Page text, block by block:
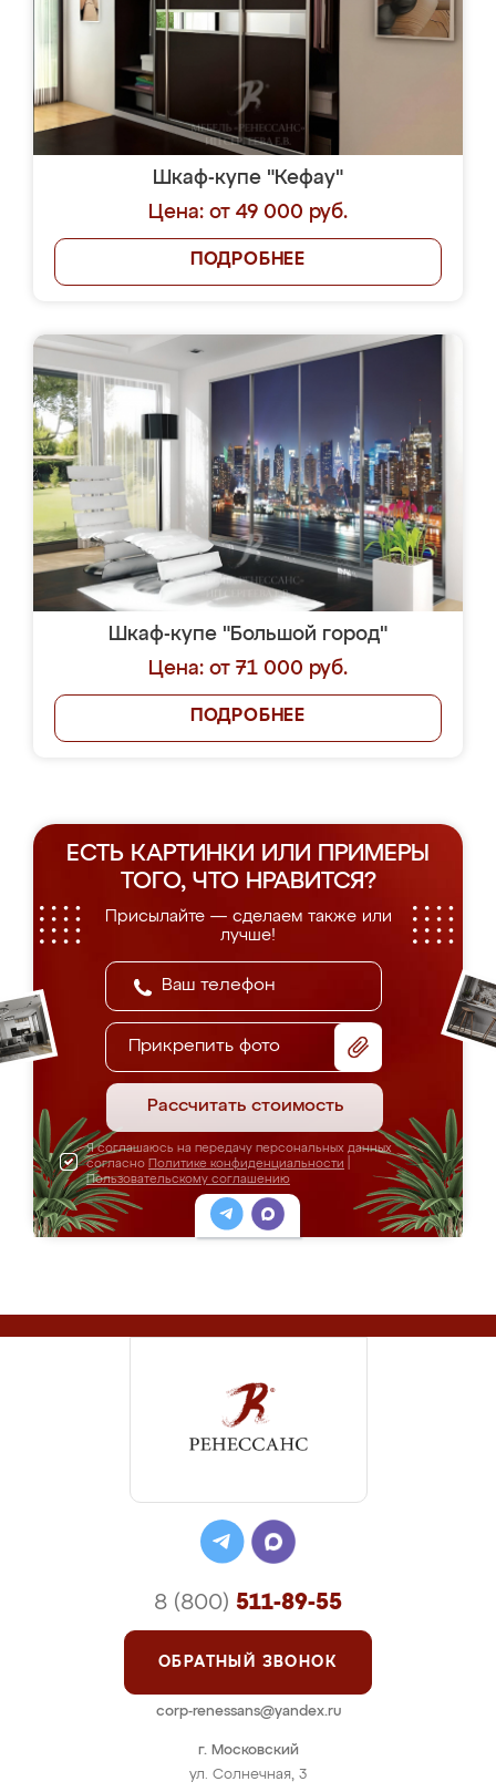
Шкаф-купе "Кефау"
Цена: от 49 000 руб.
ПОДРОБНЕЕ
Шкаф-купе "Большой город"
Цена: от 71 000 руб.
ПОДРОБНЕЕ
ЕСТЬ КАРТИНКИ ИЛИ ПРИМЕРЫ
ТОГО, ЧТО НРАВИТСЯ?
Присылайте — сделаем также или
лучше!
Прикрепить фото
Рассчитать стоимость
Я соглашаюсь на передачу персональных данных
согласно Политике конфиденциальности
Пользовательскому соглашению
г. Московский
ул. Солнечная, 3
8 (800) 511-89-55
ОБРАТНЫЙ ЗВОНОК
corp-renessans@yandex.ru